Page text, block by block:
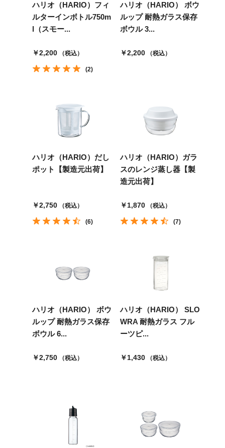
ハリオ（HARIO）フィ
ルターインボトル750m
l（スモー...
￥2,200 （税込）
(2)
ハリオ（HARIO） ボウ
ルップ 耐熱ガラス保存
ボウル 3...
￥2,200 （税込）
ハリオ（HARIO）だし
ポット【製造元出荷】
￥2,750 （税込）
(6)
ハリオ（HARIO）ガラ
スのレンジ蒸し器【製
造元出荷】
￥1,870 （税込）
(7)
ハリオ（HARIO） ボウ
ルップ 耐熱ガラス保存
ボウル 6...
￥2,750 （税込）
ハリオ（HARIO） SLO
WRA 耐熱ガラス フル
ーツピ...
￥1,430 （税込）